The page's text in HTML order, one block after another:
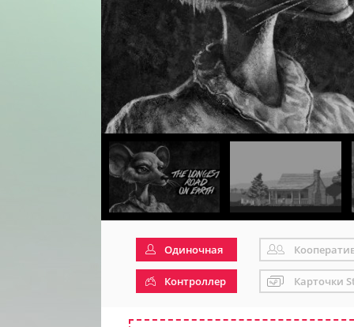
Одиночная
Контроллер Карточки